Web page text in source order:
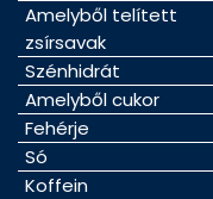
Amelyből telített
zsírsavak
Szénhidrát
Amelyből cukor
Fehérje
Só
Koffein